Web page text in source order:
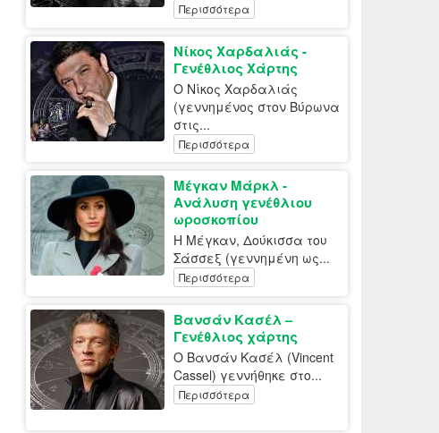
Περισσότερα
Νίκος Χαρδαλιάς -
Γενέθλιος Χάρτης
Ο Νίκος Χαρδαλιάς
(γεννημένος στον Βύρωνα
στις...
Περισσότερα
Μέγκαν Μάρκλ -
Ανάλυση γενέθλιου
ωροσκοπίου
Η Μέγκαν, Δούκισσα του
Σάσσεξ (γεννημένη ως...
Περισσότερα
Βανσάν Κασέλ –
Γενέθλιος χάρτης
Ο Βανσάν Κασέλ (Vincent
Cassel) γεννήθηκε στο...
Περισσότερα